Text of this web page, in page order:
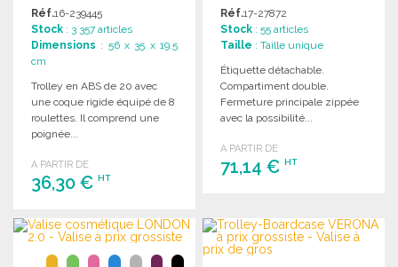
Réf.16-239445
Stock : 3 357 articles
Dimensions : 56 x 35 x 19.5
cm
Trolley en ABS de 20 avec
une coque rigide équipé de 8
roulettes. Il comprend une
poignée...
A PARTIR DE
36,30 € HT
COMMANDER
Demander un devis
Réf.17-27872
Stock : 55 articles
Taille : Taille unique
Étiquette détachable.
Compartiment double.
Fermeture principale zippée
avec la possibilité...
A PARTIR DE
71,14 €HT
Demander un devis